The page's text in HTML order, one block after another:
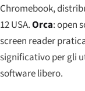
Chromebook,
12 USA.Orca: open
screen reader
significativo per gli
software libero.